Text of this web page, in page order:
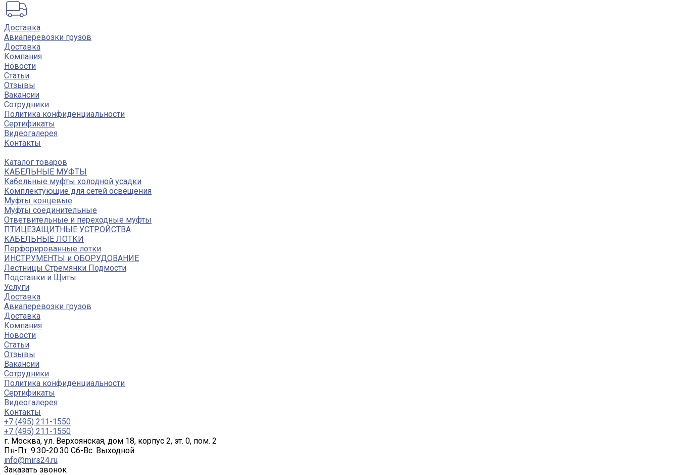
Доставка
Авиаперевозки грузов
Доставка
Компания
Новости
Статьи
Отзывы
Вакансии
Сотрудники
Политика конфиденциальности
Сертификаты
Видеогалерея
Контакты
...
Каталог товаров
КАБЕЛЬНЫЕ МУФТЫ
Кабельные муфты холодной усадки
Комплектующие для сетей освещения
Муфты концевые
Муфты соединительные
Ответвительные и переходные муфты
ПТИЦЕЗАЩИТНЫЕ УСТРОЙСТВА
КАБЕЛЬНЫЕ ЛОТКИ
Перфорированные лотки
ИНСТРУМЕНТЫ и ОБОРУДОВАНИЕ
Лестницы Стремянки Подмости
Подставки и Щиты
Услуги
Доставка
Авиаперевозки грузов
Доставка
Компания
Новости
Статьи
Отзывы
Вакансии
Сотрудники
Политика конфиденциальности
Сертификаты
Видеогалерея
Контакты
+7 (495) 211-1550
+7 (495) 211-1550
г. Москва, ул. Верхоянская, дом 18, корпус 2, эт. 0, пом. 2
Пн-Пт: 9:30-20:30 Cб-Вс: Выходной
info@mirs24.ru
Заказать звонок